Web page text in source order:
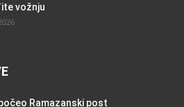
vožnju
Ramazanski post